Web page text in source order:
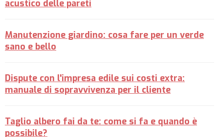
acustico delle pareti
Manutenzione giardino: cosa fare per un verde
sano e bello
Dispute con l'impresa edile sui costi extra:
manuale di sopravvivenza per il cliente
Taglio albero fai da te: come si fa e quando è
possibile?